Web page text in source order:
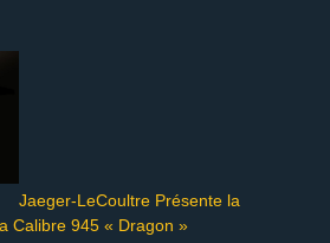
Jaeger-LeCoultre Présente la
Calibre 945 « Dragon »